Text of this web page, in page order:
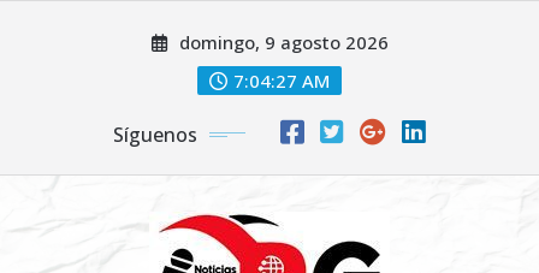
domingo, 9 agosto 2026
7:04:28 AM
Síguenos